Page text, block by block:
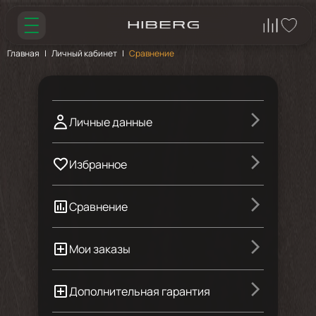
Главная Личный кабинет Сравнение
Личные данные
Избранное
Сравнение
Мои заказы
Дополнительная гарантия